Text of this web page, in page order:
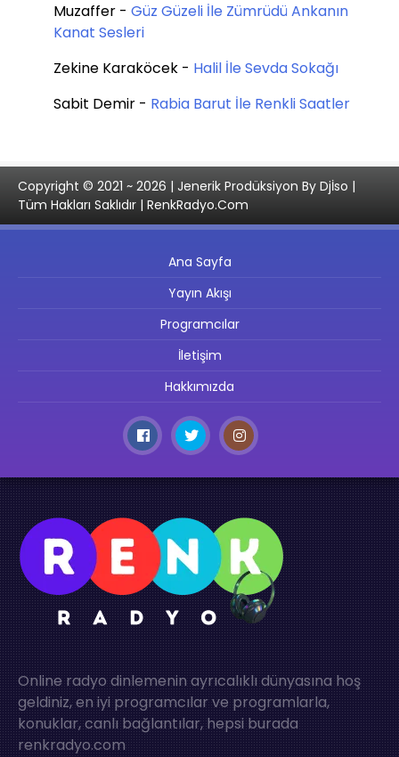
Muzaffer - Güz Güzeli İle Zümrüdü Ankanın
Kanat Sesleri
Zekine Karaköcek - Halil İle Sevda Sokağı
Sabit Demir - Rabia Barut İle Renkli Saatler
Copyright © 2021 ~ 2026 | Jenerik Prodüksiyon By Djİso |
Tüm Hakları Saklıdır | RenkRadyo.Com
Ana Sayfa
Yayın Akışı
Programcılar
İletişim
Hakkımızda
Online radyo dinlemenin ayrıcalıklı dünyasına hoş
geldiniz, en iyi programcılar ve programlarla,
konuklar, canlı bağlantılar, hepsi burada
renkradyo.com